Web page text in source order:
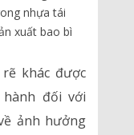
nhựa tái
xuất bao bì
khác được
đối với
ảnh hưởng